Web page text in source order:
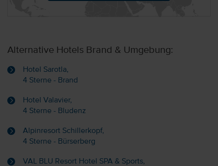
Alternative Hotels Brand & Umgebung:
Hotel Sarotla,
4 Sterne - Brand
Hotel Valavier,
4 Sterne - Bludenz
Alpinresort Schillerkopf,
4 Sterne - Bürserberg
VAL BLU Resort Hotel SPA & Sports,